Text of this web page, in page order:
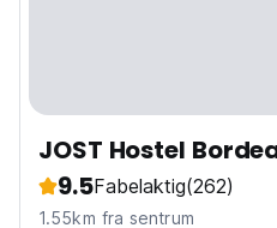
JOST Hostel
9.5Fabelaktig(262)
1.55km fra sentrum